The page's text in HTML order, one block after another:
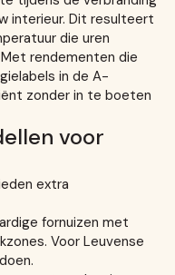
interieur. Dit resulteert
die uren
rendementen die
in de A-
zonder in te boeten
voor
extra
fornuizen met
Voor Leuvense